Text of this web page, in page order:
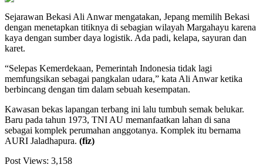
Sejarawan Bekasi Ali Anwar mengatakan, Jepang memilih Bekasi
dengan menetapkan titiknya di sebagian wilayah Margahayu karena
kaya dengan sumber daya logistik. Ada padi, kelapa, sayuran dan
karet.
“Selepas Kemerdekaan, Pemerintah Indonesia tidak lagi
memfungsikan sebagai pangkalan udara,” kata Ali Anwar ketika
berbincang dengan tim dalam sebuah kesempatan.
Kawasan bekas lapangan terbang ini lalu tumbuh semak belukar.
Baru pada tahun 1973, TNI AU memanfaatkan lahan di sana
sebagai komplek perumahan anggotanya. Komplek itu bernama
AURI Jaladhapura. (fiz)
Post Views: 3,158